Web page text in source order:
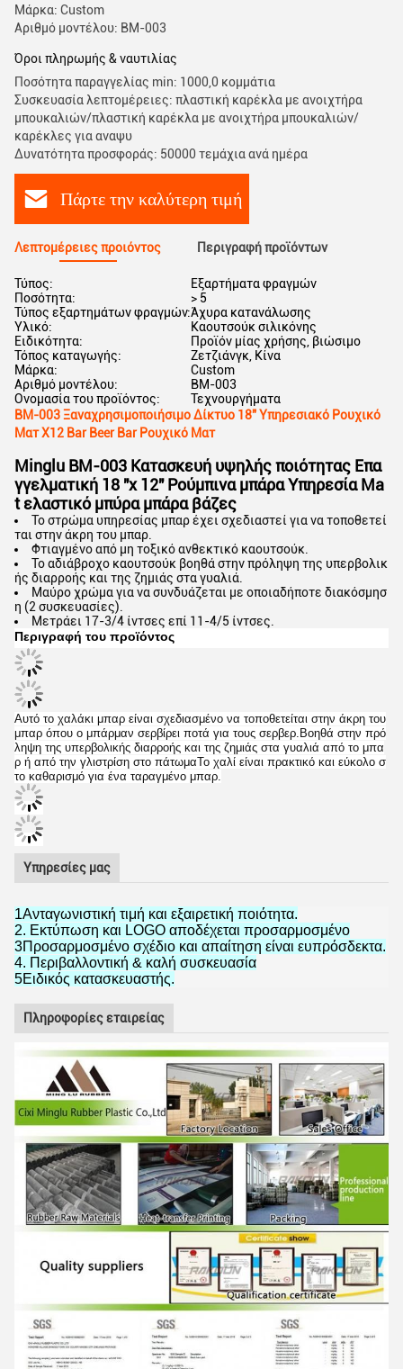
Μάρκα: Custom
Αριθμό μοντέλου: BM-003
Όροι πληρωμής & ναυτιλίας
Ποσότητα παραγγελίας min: 1000,0 κομμάτια
Συσκευασία λεπτομέρειες: πλαστική καρέκλα με ανοιχτήρα
μπουκαλιών/πλαστική καρέκλα με ανοιχτήρα μπουκαλιών/
καρέκλες για αναψυ
Δυνατότητα προσφοράς: 50000 τεμάχια ανά ημέρα
Πάρτε την καλύτερη τιμή
Λεπτομέρειες προιόντος Περιγραφή προϊόντων
Τύπος:
Εξαρτήματα φραγμών
Ποσότητα:
> 5
Τύπος εξαρτημάτων φραγμών:Άχυρα κατανάλωσης
Υλικό:
Καουτσούκ σιλικόνης
Ειδικότητα:
Προϊόν μίας χρήσης, βιώσιμο
Τόπος καταγωγής:
Ζετζιάνγκ, Κίνα
Μάρκα:
Custom
Αριθμό μοντέλου:
BM-003
Ονομασία του προϊόντος:
Τεχνουργήματα
BM-003 Ξαναχρησιμοποιήσιμο Δίκτυο 18" Υπηρεσιακό Ρουχικό
Ματ X12 Bar Beer Bar Ρουχικό Ματ
Minglu BM-003 Κατασκευή υψηλής ποιότητας Επα
γγελματική 18 "x 12" Ρούμπινα μπάρα Υπηρεσία Ma
t ελαστικό μπύρα μπάρα βάζες
Το στρώμα υπηρεσίας μπαρ έχει σχεδιαστεί για να τοποθετεί
ται στην άκρη του μπαρ.
Φτιαγμένο από μη τοξικό ανθεκτικό καουτσούκ.
Το αδιάβροχο καουτσούκ βοηθά στην πρόληψη της υπερβολικ
ής διαρροής και της ζημιάς στα γυαλιά.
Μαύρο χρώμα για να συνδυάζεται με οποιαδήποτε διακόσμησ
η (2 συσκευασίες).
Μετράει 17-3/4 ίντσες επί 11-4/5 ίντσες.
Περιγραφή του προϊόντος
Αυτό το χαλάκι μπαρ είναι σχεδιασμένο να τοποθετείται στην άκρη του
μπαρ όπου ο μπάρμαν σερβίρει ποτά για τους σερβερ.Βοηθά στην πρό
ληψη της υπερβολικής διαρροής και της ζημιάς στα γυαλιά από το μπα
ρ ή από την γλιστρίση στο πάτωμαΤο χαλί είναι πρακτικό και εύκολο σ
το καθαρισμό για ένα ταραγμένο μπαρ.
Υπηρεσίες μας
1Ανταγωνιστική τιμή και εξαιρετική ποιότητα.
2. Εκτύπωση και LOGO αποδέχεται προσαρμοσμένο
3Προσαρμοσμένο σχέδιο και απαίτηση είναι ευπρόσδεκτα.
4. Περιβαλλοντική & καλή συσκευασία
5Ειδικός κατασκευαστής.
Πληροφορίες εταιρείας